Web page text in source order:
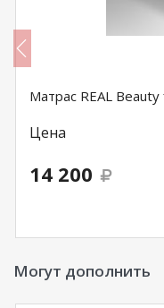
Матрас REAL
Цена
14 200
Могут дополнить